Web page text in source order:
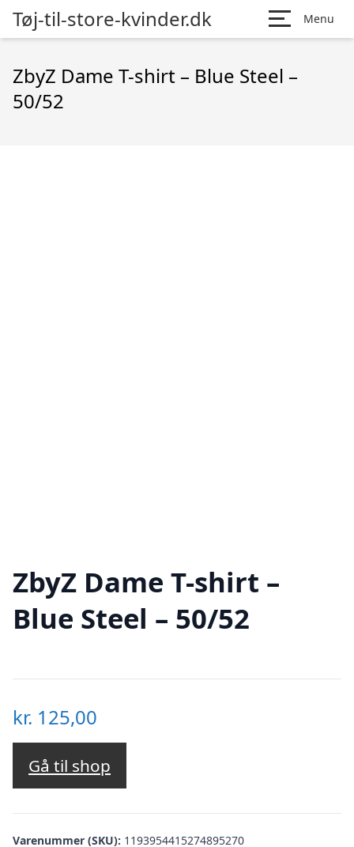
Tøj-til-store-kvinder.dk Menu
ZbyZ Dame T-shirt – Blue Steel –
50/52
ZbyZ Dame T-shirt –
Blue Steel – 50/52
kr. 125,00
Gå til shop
Varenummer (SKU): 1193954415274895270